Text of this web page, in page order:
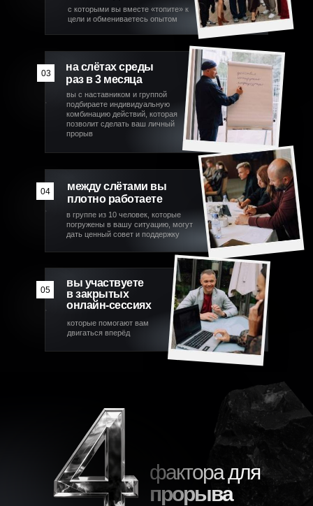
с которыми вы вместе «топите» к
цели и обмениваетесь опытом
03
на слётах среды
раз в 3 месяца
вы с наставником и группой
подбираете индивидуальную
комбинацию действий, которая
позволит сделать ваш личный
прорыв
04
между слётами вы
плотно работаете
в группе из 10 человек, которые
погружены в вашу ситуацию, могут
дать ценный совет и поддержку
05
вы участвуете
в закрытых
онлайн-сессиях
которые помогают вам
двигаться вперёд
фактора для
прорыва